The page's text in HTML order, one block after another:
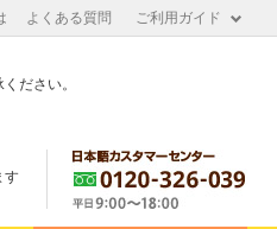
よくある質問 ご利用ガイド
ださい。
す